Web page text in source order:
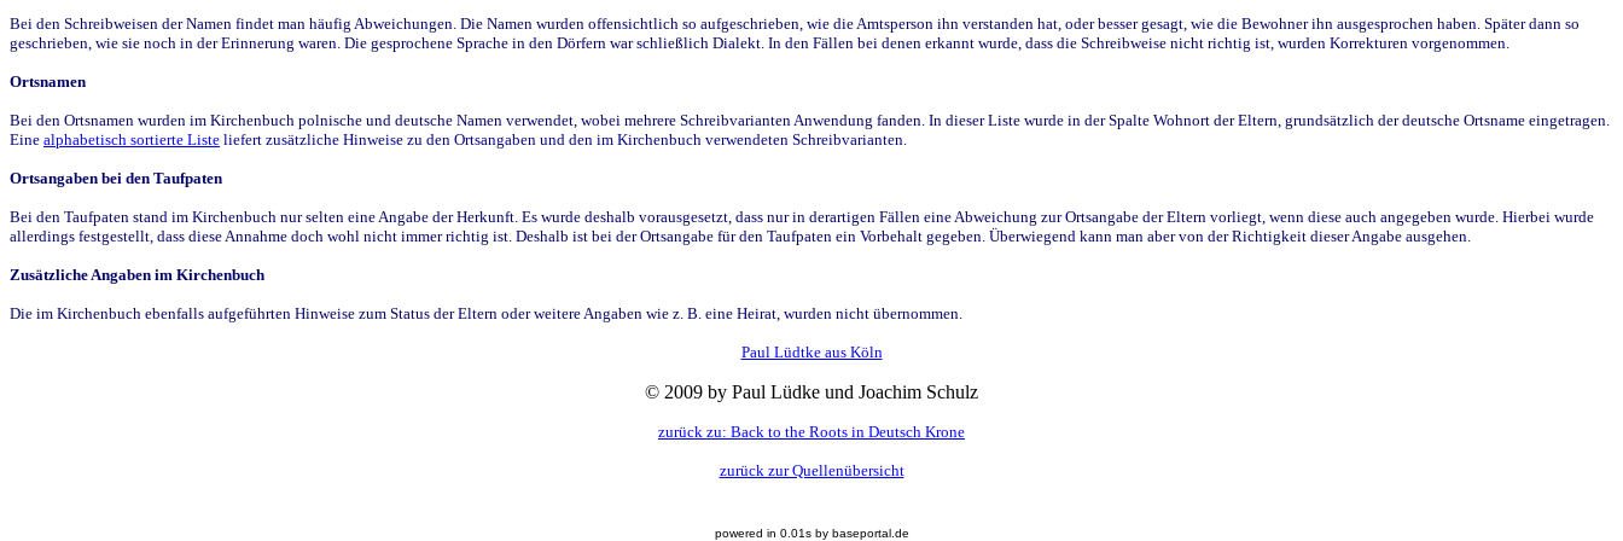
Bei den Schreibweisen der Namen findet man häufig Abweichungen. Die Namen wurden offensichtlich so aufgeschrieben, wie die Amtsperson ihn verstanden hat, oder besser gesagt, wie die Bewohner ihn ausgesprochen haben. Später dann so
geschrieben, wie sie noch in der Erinnerung waren. Die gesprochene Sprache in den Dörfern war schließlich Dialekt. In den Fällen bei denen erkannt wurde, dass die Schreibweise nicht richtig ist, wurden Korrekturen vorgenommen.
Ortsnamen
Bei den Ortsnamen wurden im Kirchenbuch polnische und deutsche Namen verwendet, wobei mehrere Schreibvarianten Anwendung fanden. In dieser Liste wurde in der Spalte Wohnort der Eltern, grundsätzlich der deutsche Ortsname eingetragen.
Eine alphabetisch sortierte Liste liefert zusätzliche Hinweise zu den Ortsangaben und den im Kirchenbuch verwendeten Schreibvarianten.
Ortsangaben bei den Taufpaten
Bei den Taufpaten stand im Kirchenbuch nur selten eine Angabe der Herkunft. Es wurde deshalb vorausgesetzt, dass nur in derartigen Fällen eine Abweichung zur Ortsangabe der Eltern vorliegt, wenn diese auch angegeben wurde. Hierbei wurde
allerdings festgestellt, dass diese Annahme doch wohl nicht immer richtig ist. Deshalb ist bei der Ortsangabe für den Taufpaten ein Vorbehalt gegeben. Überwiegend kann man aber von der Richtigkeit dieser Angabe ausgehen.
Zusätzliche Angaben im Kirchenbuch
Die im Kirchenbuch ebenfalls aufgeführten Hinweise zum Status der Eltern oder weitere Angaben wie z. B. eine Heirat, wurden nicht übernommen.
Paul Lüdtke aus Köln
© 2009 by Paul Lüdke und Joachim Schulz
zurück zu: Back to the Roots in Deutsch Krone
zurück zur Quellenübersicht
powered in 0.01s by baseportal.de